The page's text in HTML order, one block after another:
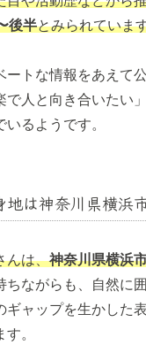
後半とみられていま
ートな情報をあえて
で人と向き合いたい
るようです。
は神奈川県横浜
んは、神奈川県横浜
ちながらも、自然に
ギャップを生かした
。